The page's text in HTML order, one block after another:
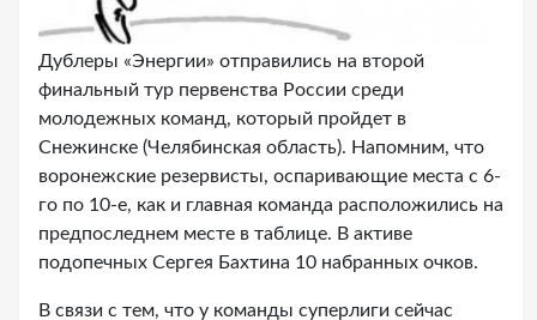
Дублеры «Энергии» отправились на второй
финальный тур первенства России среди
молодежных команд, который пройдет в
Снежинске (Челябинская область). Напомним, что
воронежские резервисты, оспаривающие места с 6-
го по 10-е, как и главная команда расположились на
предпоследнем месте в таблице. В активе
подопечных Сергея Бахтина 10 набранных очков.
В связи с тем, что у команды суперлиги сейчас